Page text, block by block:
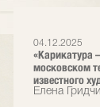
04.12.2025
«Карикатура
московском
известного
Елена